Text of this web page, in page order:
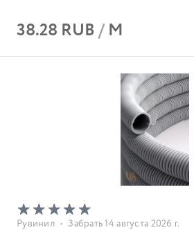
38.28 RUB/ М
Рувинил • Забрать 14 августа 2026 г.